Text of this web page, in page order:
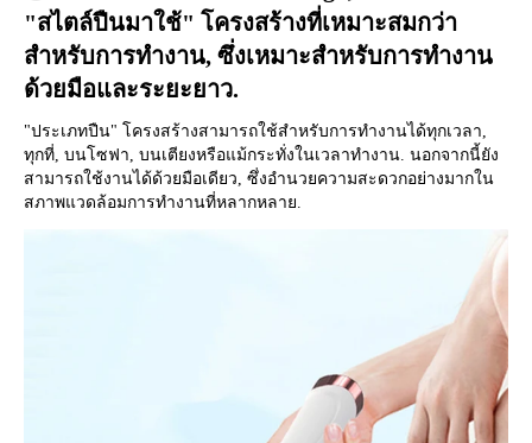
"สไตล์ปืนมาใช้" โครงสร้างที่เหมาะสมกว่า
สำหรับการทำงาน, ซึ่งเหมาะสำหรับการทำงาน
ด้วยมือและระยะยาว.
"ประเภทปืน" โครงสร้างสามารถใช้สำหรับการทำงานได้ทุกเวลา,
ทุกที่, บนโซฟา, บนเตียงหรือแม้กระทั่งในเวลาทำงาน. นอกจากนี้ยัง
สามารถใช้งานได้ด้วยมือเดียว, ซึ่งอำนวยความสะดวกอย่างมากใน
สภาพแวดล้อมการทำงานที่หลากหลาย.